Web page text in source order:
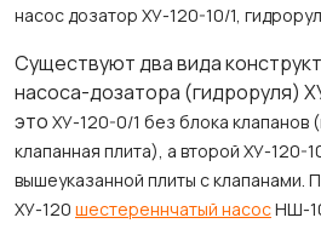
насос дозатор ХУ-120-10/1,
Существуют два вида
насоса-дозатора (гидроруля)
это ХУ-120-0/1 без блока клапанов
клапанная плита), а второй ХУ-120-
вышеуказанной плиты с клапанами.
ХУ-120 шестереннчатый насосНШ-